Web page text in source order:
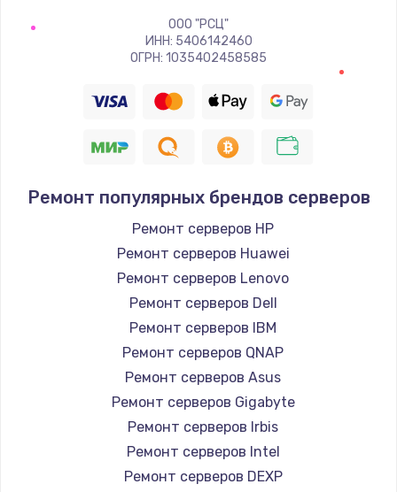
ООО "РСЦ"
ИНН: 5406142460
ОГРН: 1035402458585
Ремонт популярных брендов серверов
Ремонт серверов HP
Ремонт серверов Huawei
Ремонт серверов Lenovo
Ремонт серверов Dell
Ремонт серверов IBM
Ремонт серверов QNAP
Ремонт серверов Asus
Ремонт серверов Gigabyte
Ремонт серверов Irbis
Ремонт серверов Intel
Ремонт серверов DEXP